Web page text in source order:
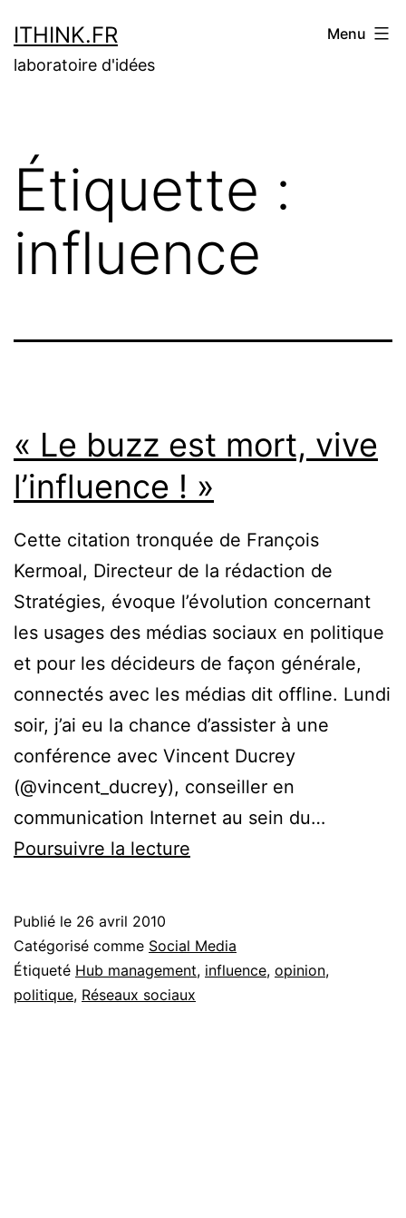
au
contenu
ITHINK.FR
laboratoire d'idées
Menu
Étiquette :
influence
« Le buzz est mort, vive
l’influence ! »
Cette citation tronquée de François
Kermoal, Directeur de la rédaction de
Stratégies, évoque l’évolution concernant
les usages des médias sociaux en politique
et pour les décideurs de façon générale,
connectés avec les médias dit offline. Lundi
soir, j’ai eu la chance d’assister à une
conférence avec Vincent Ducrey
(@vincent_ducrey), conseiller en
communication Internet au sein du…
Poursuivre la lecture
mort,
vive
l’influence
Publié le 26 avril 2010
Catégorisé comme Social Media
Étiqueté Hub management, influence, opinion,
politique, Réseaux sociaux